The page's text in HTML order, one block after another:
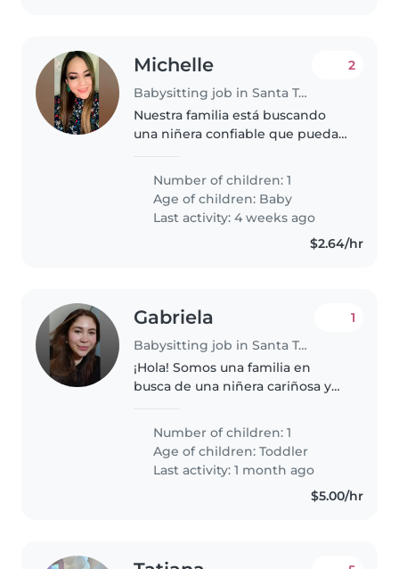
Michelle
Babysitting job in Santa Tecla
2
Nuestra familia está buscando
una niñera confiable que pueda
meses Necesitamos una niñera
que se sienta cómoda realizando
algunas tareas del hogar
Number of children: 1
Age of children: Baby
Last activity: 4 weeks ago
$2.64/hr
Gabriela
Babysitting job in Santa Tecla
1
¡Hola! Somos una familia en
busca de una niñera cariñosa y
Nuestro hijo es muy juguetón y
curioso, y nos encantaría
encontrar a..
Number of children: 1
Age of children:Toddler
Last activity: 1 month ago
$5.00/hr